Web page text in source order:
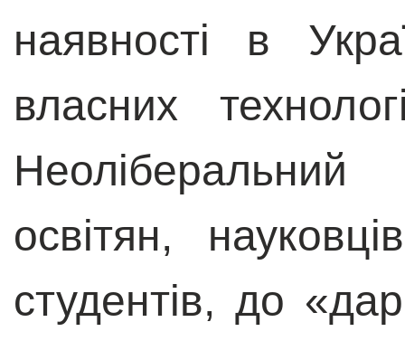
наявності в
власних
освітян,
студентів, до